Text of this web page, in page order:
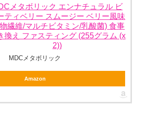
メタボリック エンナチュラル ビ
ティベリー スムージー ベリー風味
繊維/マルチビタミン/乳酸菌) 食事
換え ファスティング (255グラム (x
2))
MDCメタボリック
Amazon